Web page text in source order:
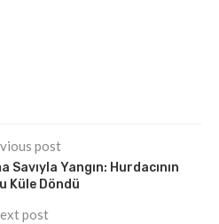
post
Savıyla Yangın: Hurdacının
Küle Döndü
post